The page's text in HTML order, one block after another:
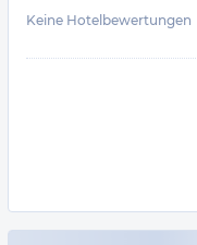
Keine Hotelbewertungen